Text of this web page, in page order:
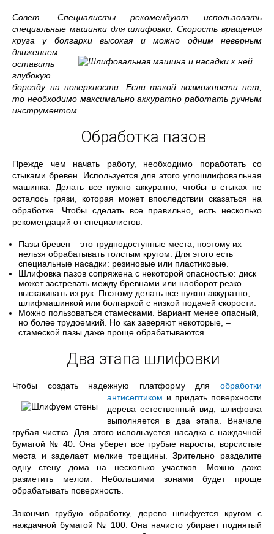
Совет. Специалисты рекомендуют использовать
специальные машинки для шлифовки. Скорость вращения
круга у болгарки высокая и можно одним неверным
движением,
оставить
глубокую
борозду на поверхности. Если такой возможности нет,
то необходимо максимально аккуратно работать ручным
инструментом.
Обработка пазов
Прежде чем начать работу, необходимо поработать со
стыками бревен. Используется для этого углошлифовальная
машинка. Делать все нужно аккуратно, чтобы в стыках не
осталось грязи, которая может впоследствии сказаться на
обработке. Чтобы сделать все правильно, есть несколько
рекомендаций от специалистов.
Пазы бревен – это труднодоступные места, поэтому их
нельзя обрабатывать толстым кругом. Для этого есть
специальные насадки: резиновые или пластиковые.
Шлифовка пазов сопряжена с некоторой опасностью: диск
может застревать между бревнами или наоборот резко
выскакивать из рук. Поэтому делать все нужно аккуратно,
шлифмашинкой или болгаркой с низкой подачей скорости.
Можно пользоваться стамесками. Вариант менее опасный,
но более трудоемкий. Но как заверяют некоторые, –
стамеской пазы даже проще обрабатываются.
Два этапа шлифовки
Чтобы создать надежную платформу для обработки
антисептиком и придать поверхности
дерева естественный вид, шлифовка
выполняется в два этапа. Вначале
грубая чистка. Для этого используется насадка с наждачной
бумагой № 40. Она уберет все грубые наросты, ворсистые
места и заделает мелкие трещины. Зрительно разделите
одну стену дома на несколько участков. Можно даже
разметить мелом. Небольшими зонами будет проще
обрабатывать поверхность.
Закончив грубую обработку, дерево шлифуется кругом с
наждачной бумагой № 100. Она начисто убирает поднятый